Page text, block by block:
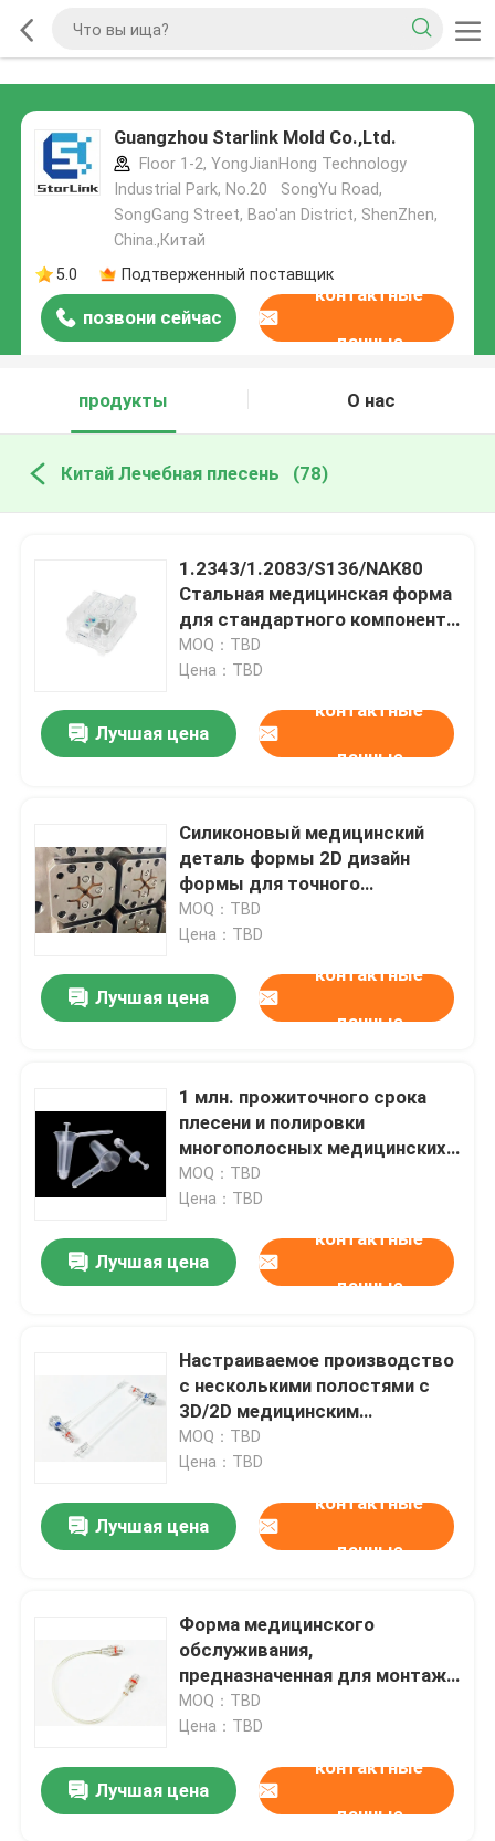
Guangzhou Starlink Mold Co.,Ltd.
Floor 1-2, YongJianHong Technology
Industrial Park, No.20 SongYu Road,
SongGang Street, Bao'an District, ShenZhen,
China.,Китай
5.0
Подтверженный поставщик
позвони сейчас
контактные
данные
продукты О нас
Китай Лечебная плесень (78)
1.2343/1.2083/S136/NAK80
Стальная медицинская форма
для стандартного компонента
вентилятора
LKM/Hasco/DME/Misumi BMC
MOQ：TBD
Цена：TBD
Лучшая цена
контактные
данные
Силиконовый медицинский
деталь формы 2D дизайн
формы для точного
производства
MOQ：TBD
Цена：TBD
Лучшая цена
контактные
данные
1 млн. прожиточного срока
плесени и полировки
многополосных медицинских
плесени для производства
медицинского оборудования
MOQ：TBD
Цена：TBD
Лучшая цена
контактные
данные
Настраиваемое производство
с несколькими полостями с
3D/2D медицинским
оборудованием
MOQ：TBD
Цена：TBD
Лучшая цена
контактные
данные
Форма медицинского
обслуживания,
предназначенная для монтажа
катетера системы горячего/
холодного бега
MOQ：TBD
Цена：TBD
Лучшая цена
контактные
данные